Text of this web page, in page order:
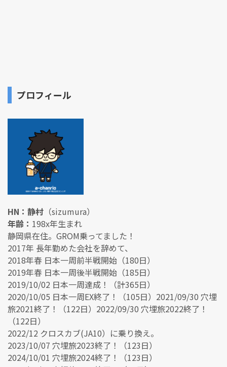
プロフィール
HN：静村 （sizumura）
年齢： 198x年生まれ
静岡県在住。GROM乗ってました！
2017年 長年勤めた会社を辞めて、
2018年春 日本一周前半戦開始（180日）
2019年春 日本一周後半戦開始（185日）
2019/10/02 日本一周達成！（計365日）
2020/10/05 日本一周EX終了！（105日）2021/09/30 穴埋
旅2021終了！（122日）2022/09/30 穴埋旅2022終了！
（122日）
2022/12 クロスカブ(JA10）に乗り換え。
2023/10/07 穴埋旅2023終了！（123日）
2024/10/01 穴埋旅2024終了！（123日）